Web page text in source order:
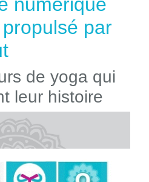
par
de yoga qui
leur histoire